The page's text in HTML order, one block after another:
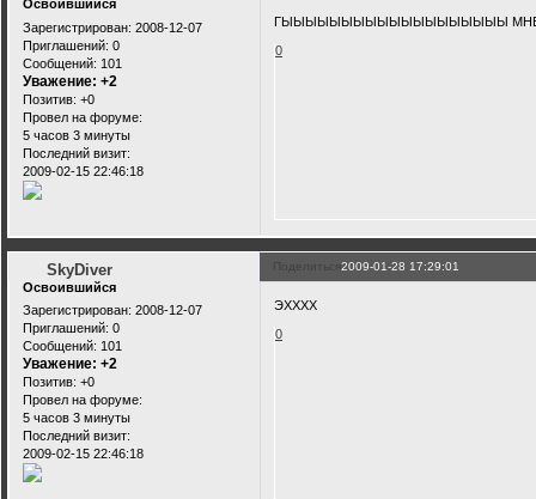
Освоившийся
Зарегистрирован: 2008-12-07
Приглашений: 0
Сообщений: 101
Уважение: +2
Позитив: +0
Провел на форуме:
5 часов 3 минуты
Последний визит:
2009-02-15 22:46:18
ГЫЫЫЫЫЫЫЫЫЫЫЫЫЫЫЫЫЫЫ МНЕ
0
Поделиться2009-01-28 17:29:01
SkyDiver
Освоившийся
Зарегистрирован: 2008-12-07
Приглашений: 0
Сообщений: 101
Уважение: +2
Позитив: +0
Провел на форуме:
5 часов 3 минуты
Последний визит:
2009-02-15 22:46:18
ЭХХХХ
0